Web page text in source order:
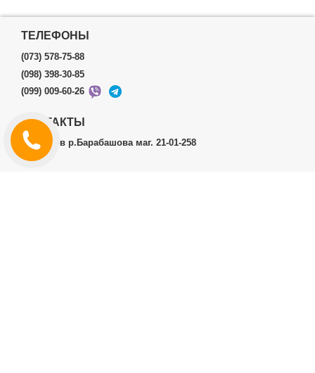
ТЕЛЕФОНЫ
(073) 578-75-88
(098) 398-30-85
(099) 009-60-26
КОНТАКТЫ
г.Харьков р.Барабашова маг. 21-01-258